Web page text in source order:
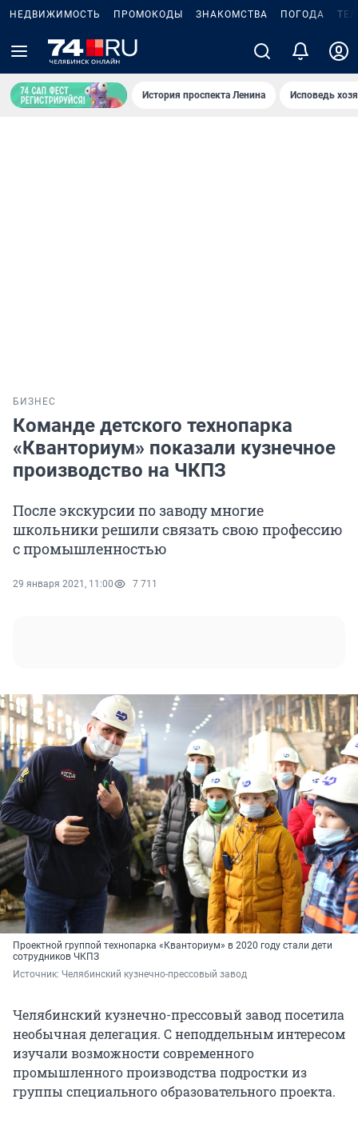
НЕДВИЖИМОСТЬ ПРОМОКОДЫ ЗНАКОМСТВА ПОГОДА
История проспекта Ленина Исповедь
БИЗНЕС
Команде детского технопарка
«Кванториум» показали кузнечное
производство на ЧКПЗ
После экскурсии по заводу многие
школьники решили связать свою профессию
с промышленностью
29 января 2021, 11:00 7 711
Проектной группой технопарка «Кванториум» в 2020 году стали дети
сотрудников ЧКПЗ
Источник: Челябинский кузнечно-прессовый завод
Челябинский кузнечно-прессовый завод посетила
необычная делегация. С неподдельным интересом
изучали возможности современного
промышленного производства подростки из
группы специального образовательного проекта.